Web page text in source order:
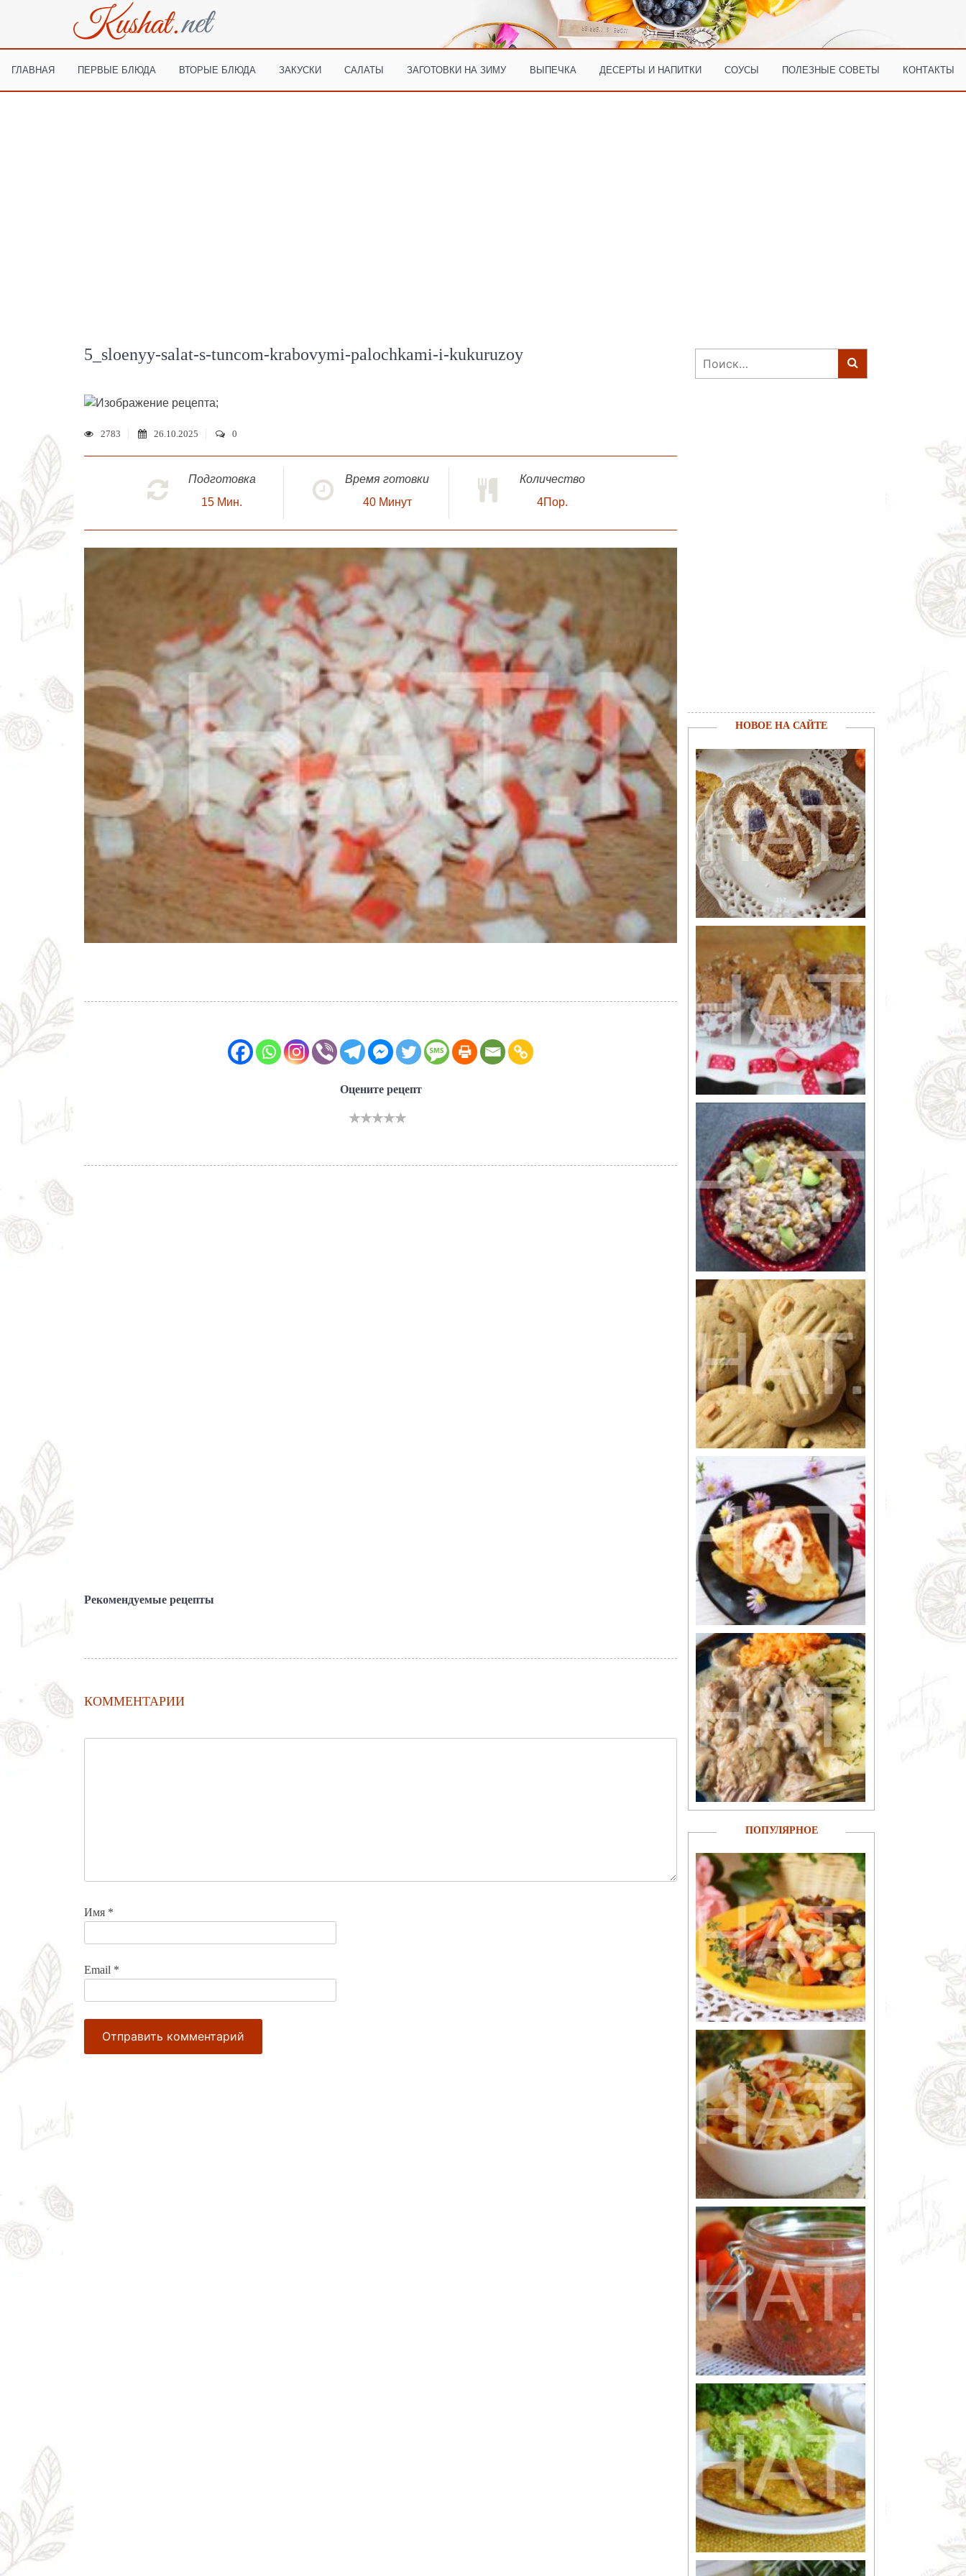
ГЛАВНАЯ ПЕРВЫЕ БЛЮДА ВТОРЫЕ БЛЮДА ЗАКУСКИ САЛАТЫ ЗАГОТОВКИ НА ЗИМУ ВЫПЕЧКА ДЕСЕРТЫ И НАПИТКИ СОУСЫ ПОЛЕЗНЫЕ СОВЕТЫ КОНТАКТЫ
5_sloenyy-salat-s-tuncom-krabovymi-palochkami-i-kukuruzoy
;
2783 26.10.2025 0
Подготовка
15 Мин.
Время готовки
40 Минут
Количество
4Пор.
Оцените рецепт
Рекомендуемые рецепты
КОММЕНТАРИИ
Имя *
Email *
Найти:
НОВОЕ НА САЙТЕ
ПОПУЛЯРНОЕ